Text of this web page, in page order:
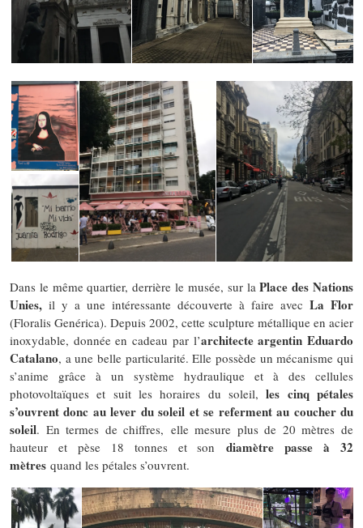
Dans le même quartier, derrière le musée, sur laPlace des Nations
Unies, il y a une intéressante découverte à faire avec La Flor
(Floralis Genérica). Depuis 2002, cette sculpture métallique en acier
inoxydable, donnée en cadeau par l’architecte argentin Eduardo
Catalano, a une belle particularité. Elle possède un mécanisme qui
s’anime grâce à un système hydraulique et à des cellules
photovoltaïques et suit les horaires du soleil,les cinq pétales
s’ouvrent donc au lever du soleil et se referment au coucher du
soleil. En termes de chiffres, elle mesure plus de 20 mètres de
hauteur et pèse 18 tonnes et sondiamètre passe à 32
mètres quand les pétales s’ouvrent.